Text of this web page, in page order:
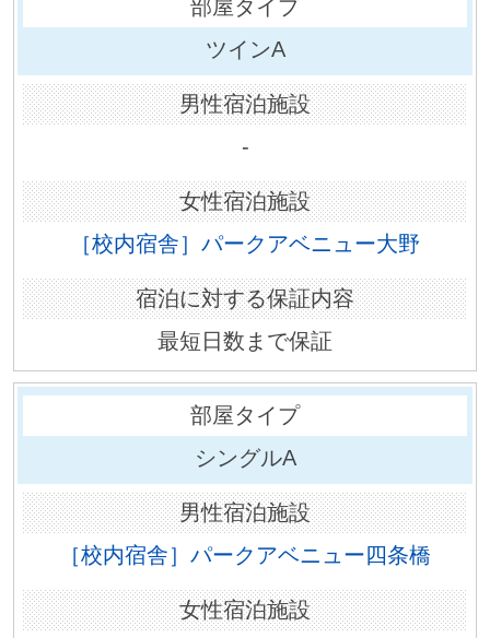
ツインA
-
［校内宿舎］パークアベニュー大野
最短日数まで保証
シングルA
［校内宿舎］パークアベニュー四条橋